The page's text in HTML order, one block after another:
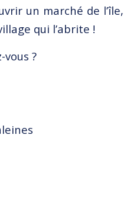
un marché de l’île,
qui l’abrite !
?